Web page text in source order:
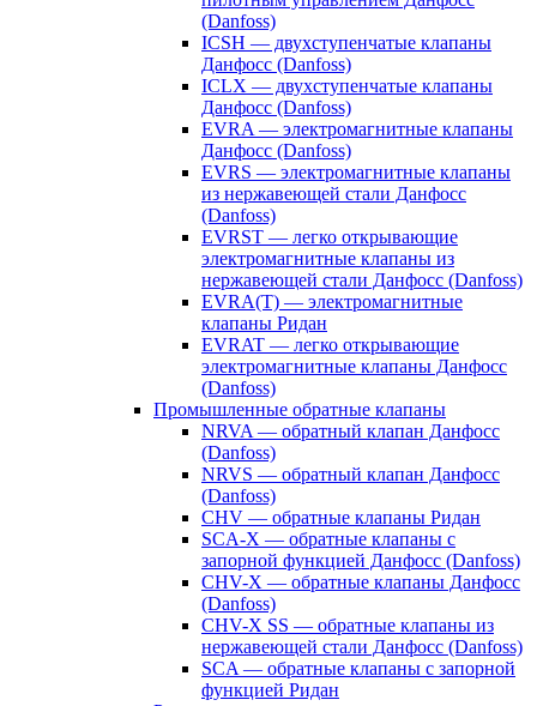
(Danfoss)
ICSH — двухступенчатые клапаны
Данфосс (Danfoss)
ICLX — двухступенчатые клапаны
Данфосс (Danfoss)
EVRA — электромагнитные клапаны
Данфосс (Danfoss)
EVRS — электромагнитные клапаны
из нержавеющей стали Данфосс
(Danfoss)
EVRST — легко открывающие
электромагнитные клапаны из
нержавеющей стали Данфосс (Danfoss)
EVRA(T) — электромагнитные
клапаны Ридан
EVRAT — легко открывающие
электромагнитные клапаны Данфосс
(Danfoss)
Промышленные обратные клапаны
NRVA — обратный клапан Данфосс
(Danfoss)
NRVS — обратный клапан Данфосс
(Danfoss)
CHV — обратные клапаны Ридан
SCA-X — обратные клапаны с
запорной функцией Данфосс (Danfoss)
CHV-X — обратные клапаны Данфосс
(Danfoss)
CHV-X SS — обратные клапаны из
нержавеющей стали Данфосс (Danfoss)
SCA — обратные клапаны с запорной
функцией Ридан